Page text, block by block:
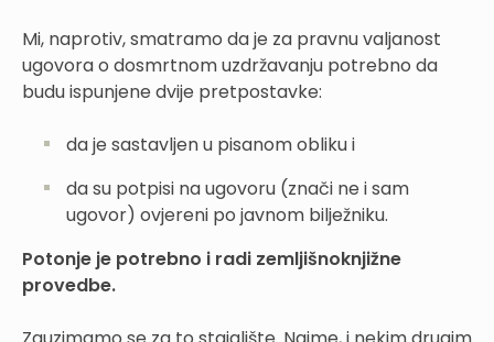
Mi, naprotiv, smatramo da je za pravnu valjanost
ugovora o dosmrtnom uzdržavanju potrebno da
budu ispunjene dvije pretpostavke:
da je sastavljen u pisanom obliku i
da su potpisi na ugovoru (znači ne i sam
ugovor) ovjereni po javnom bilježniku.
Potonje je potrebno i radi zemljišnoknjižne
provedbe.